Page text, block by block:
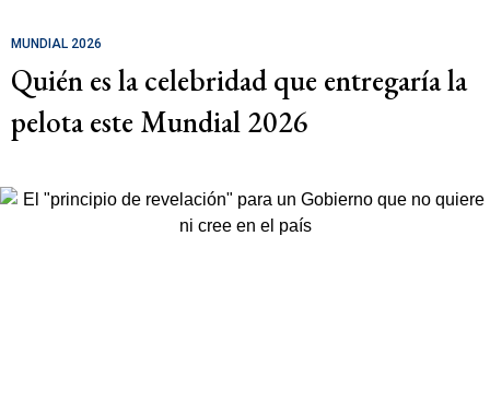
MUNDIAL 2026
Quién es la celebridad que entregaría la
pelota este Mundial 2026